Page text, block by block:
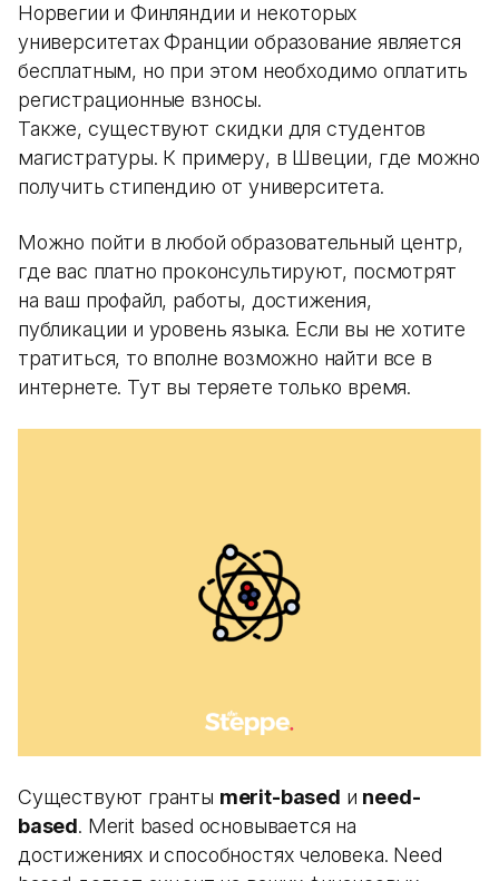
Норвегии и Финляндии и некоторых
университетах Франции образование является
бесплатным, но при этом необходимо оплатить
регистрационные взносы.
Также, существуют скидки для студентов
магистратуры. К примеру, в Швеции, где можно
получить стипендию от университета.
Можно пойти в любой образовательный центр,
где вас платно проконсультируют, посмотрят
на ваш профайл, работы, достижения,
публикации и уровень языка. Если вы не хотите
тратиться, то вполне возможно найти все в
интернете. Тут вы теряете только время.
Существуют гранты merit-based и need-
based. Merit based основывается на
достижениях и способностях человека. Need